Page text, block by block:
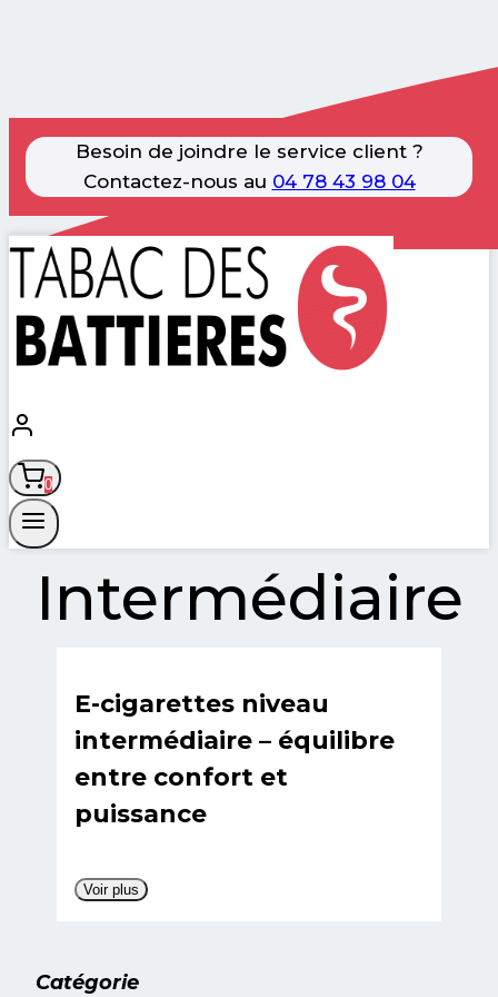
Besoin de joindre le service client ?
Contactez-nous au 04 78 43 98 04
Aller
0
Intermédiaire
E-cigarettes niveau
intermédiaire – équilibre
entre confort et
puissance
intermédiaires
Idéales si tu maîtrises déjà les
Voir plus
Catégorie